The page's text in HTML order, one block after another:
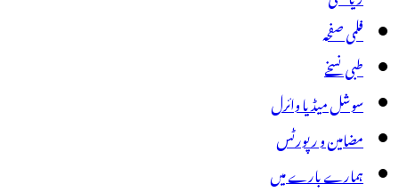
فلمی صفحہ
طبی نسخے
سوشل میڈیا وائرل
مضامین و رپورٹس
ہمارے بارے میں